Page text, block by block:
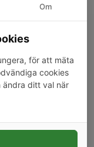
vattenstyrning (12V)
stängd
Om
för att mäta
cookies
ditt val när